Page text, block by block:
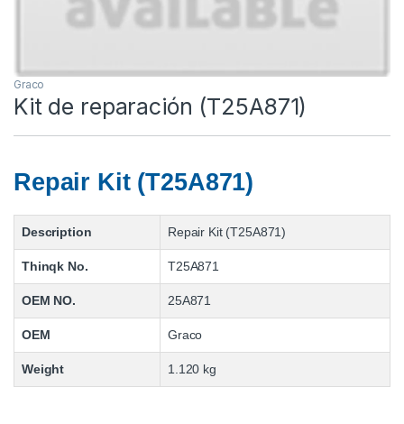
Graco
Kit de reparación (T25A871)
Repair Kit (T25A871)
Description Repair Kit (T25A871)
Thinqk No. T25A871
OEM NO. 25A871
OEM Graco
Weight 1.120 kg